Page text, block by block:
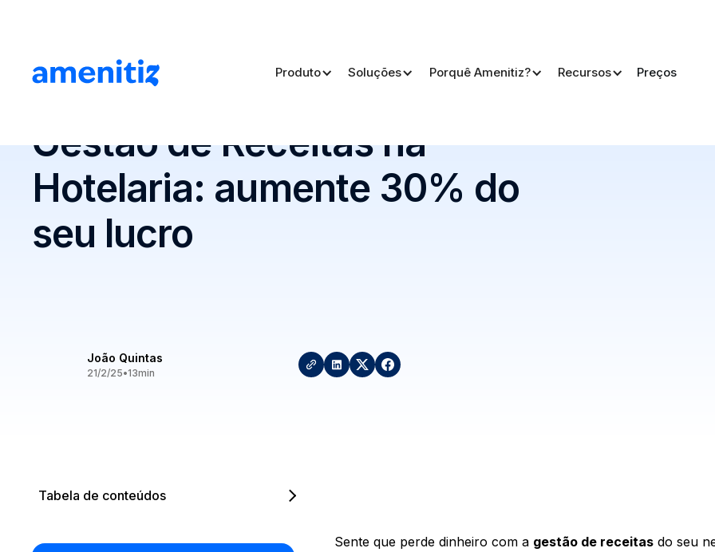
Produto Soluções Porquê Amenitiz? Recursos Preços
Blog > Gestão de Receitas na Hotelaria: aumente 30% do seu lucro
Gestão de Receitas na
Hotelaria: aumente 30% do
seu lucro
João Quintas
21/2/25•13min
Tabela de conteúdos
Sente que perde dinheiro com a gestão de receitas do seu